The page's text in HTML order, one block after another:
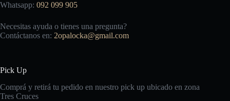
Whatsapp: 092 099 905
Necesitas ayuda o tienes una pregunta?
Contáctanos en: 2opalocka@gmail.com
Pick Up
Comprá y retirá tu pedido en nuestro pick up ubicado en zona
Tres Cruces